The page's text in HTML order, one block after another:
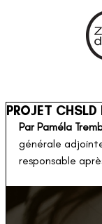
PROJET CHSLD
Par Paméla
générale
responsable